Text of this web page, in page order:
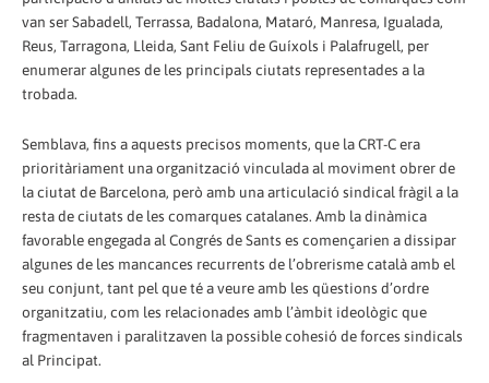
van ser Sabadell, Terrassa, Badalona, Mataró, Manresa, Igualada,
Reus, Tarragona, Lleida, Sant Feliu de Guíxols i Palafrugell, per
enumerar algunes de les principals ciutats representades a la
trobada.
Semblava, fins a aquests precisos moments, que la CRT-C era
prioritàriament una organització vinculada al moviment obrer de
la ciutat de Barcelona, però amb una articulació sindical fràgil a la
resta de ciutats de les comarques catalanes. Amb la dinàmica
favorable engegada al Congrés de Sants es començarien a dissipar
algunes de les mancances recurrents de l’obrerisme català amb el
seu conjunt, tant pel que té a veure amb les qüestions d’ordre
organitzatiu, com les relacionades amb l’àmbit ideològic que
fragmentaven i paralitzaven la possible cohesió de forces sindicals
al Principat.